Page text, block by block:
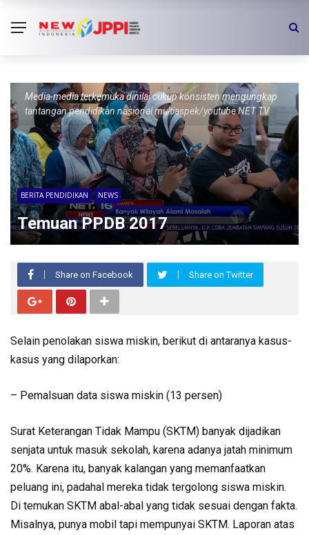
Media-media terkemuka dinilai cukup konsisten mengungkap
tantangan pendidikan nasional multiaspek/youtube NET TV
BERITA PENDIDIKAN NEWS
Temuan PPDB 2017
Share on Facebook Share on Twitter
Selain penolakan siswa miskin, berikut di antaranya kasus-
kasus yang dilaporkan:
– Pemalsuan data siswa miskin (13 persen)
Surat Keterangan Tidak Mampu (SKTM) banyak dijadikan
senjata untuk masuk sekolah, karena adanya jatah minimum
20%. Karena itu, banyak kalangan yang memanfaatkan
peluang ini, padahal mereka tidak tergolong siswa miskin.
Di temukan SKTM abal-abal yang tidak sesuai dengan fakta.
Misalnya, punya mobil tapi mempunyai SKTM. Laporan atas